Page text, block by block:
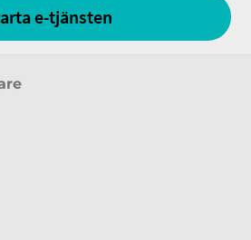
e-tjänsten